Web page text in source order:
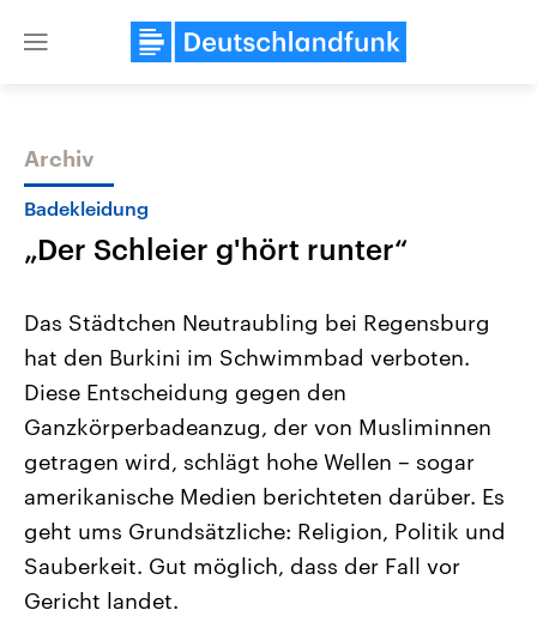
Close
Themen
Landtagswahl Sachsen-Anhalt
2026
Alle Informationen
Sachsen-Anhalt wählt am 6.
September 2026 einen neuen
Bundesland von einer Koalition aus
Umfragen, Prognosen,
Wahlprogramme, aktuelle Berichte
und Hintergründe zu den Parteien
Aktuelle Beiträge,
Hintergründe
Wirtschaftlich und
gehören die Vereinigten
mit großem Einfluss auf
Sendungen Programm
Archiv
Badekleidung
„Der Schleier g'hört runter“
Das Städtchen Neutraubling bei Regensburg
hat den Burkini im Schwimmbad verboten.
Diese Entscheidung gegen den
Ganzkörperbadeanzug, der von Musliminnen
getragen wird, schlägt hohe Wellen – sogar
amerikanische Medien berichteten darüber. Es
geht ums Grundsätzliche: Religion, Politik und
Sauberkeit. Gut möglich, dass der Fall vor
Gericht landet.